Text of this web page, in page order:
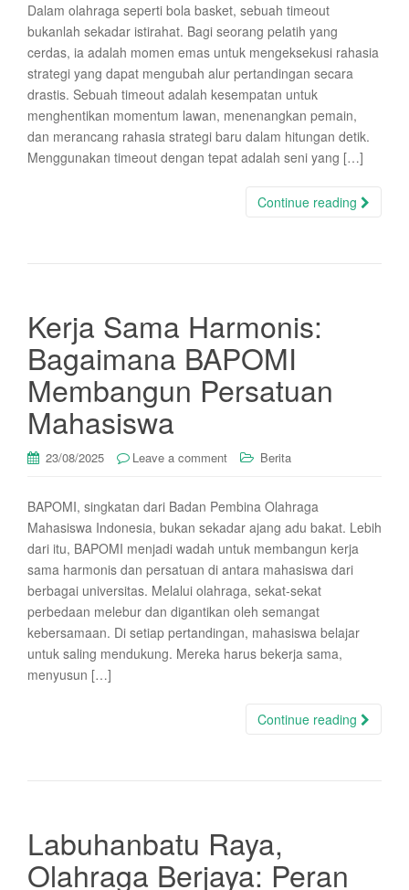
Dalam olahraga seperti bola basket, sebuah timeout
bukanlah sekadar istirahat. Bagi seorang pelatih yang
cerdas, ia adalah momen emas untuk mengeksekusi rahasia
strategi yang dapat mengubah alur pertandingan secara
drastis. Sebuah timeout adalah kesempatan untuk
menghentikan momentum lawan, menenangkan pemain,
dan merancang rahasia strategi baru dalam hitungan detik.
Menggunakan timeout dengan tepat adalah seni yang […]
Continue reading
Kerja Sama Harmonis:
Bagaimana BAPOMI
Membangun Persatuan
Mahasiswa
23/08/2025 Leave a comment Berita
BAPOMI, singkatan dari Badan Pembina Olahraga
Mahasiswa Indonesia, bukan sekadar ajang adu bakat. Lebih
dari itu, BAPOMI menjadi wadah untuk membangun kerja
sama harmonis dan persatuan di antara mahasiswa dari
berbagai universitas. Melalui olahraga, sekat-sekat
perbedaan melebur dan digantikan oleh semangat
kebersamaan. Di setiap pertandingan, mahasiswa belajar
untuk saling mendukung. Mereka harus bekerja sama,
menyusun […]
Continue reading
Labuhanbatu Raya,
Olahraga Berjaya: Peran